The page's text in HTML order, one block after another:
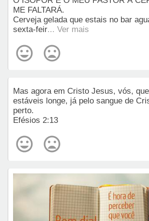
ME FALTARÁ.
Cerveja gelada que estais no bar
sexta-feir... Ver mais
Mas agora em Cristo Jesus, vós,
estáveis longe, já pelo sangue de
perto.
Efésios 2:13